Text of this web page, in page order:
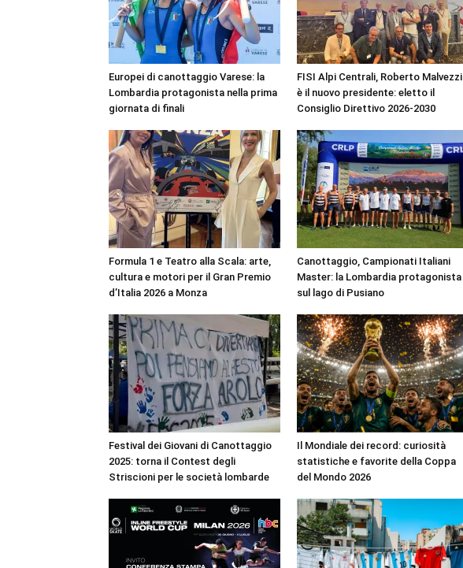
Europei di canottaggio Varese: la
Lombardia protagonista nella prima
giornata di finali
FISI Alpi Centrali, Roberto Malvezzi
è il nuovo presidente: eletto il
Consiglio Direttivo 2026-2030
Formula 1 e Teatro alla Scala: arte,
cultura e motori per il Gran Premio
d’Italia 2026 a Monza
Canottaggio, Campionati Italiani
Master: la Lombardia protagonista
sul lago di Pusiano
Festival dei Giovani di Canottaggio
2025: torna il Contest degli
Striscioni per le società lombarde
Il Mondiale dei record: curiosità
statistiche e favorite della Coppa
del Mondo 2026